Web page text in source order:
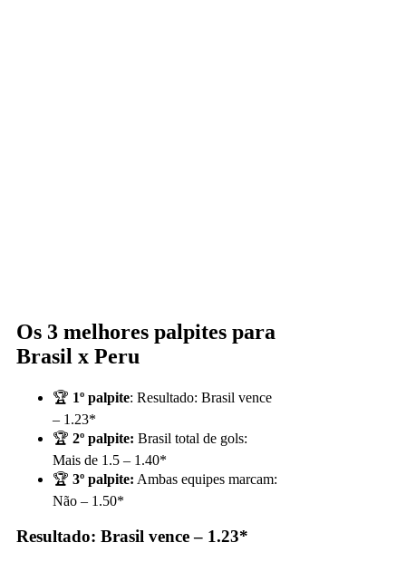
Os 3 melhores palpites para
Brasil x Peru
🏆 1º palpite: Resultado: Brasil vence
– 1.23*
🏆 2º palpite: Brasil total de gols:
Mais de 1.5 – 1.40*
🏆 3º palpite: Ambas equipes marcam:
Não – 1.50*
Resultado: Brasil vence – 1.23*